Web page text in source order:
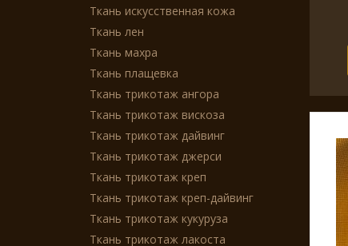
Ткань искусственная кожа
Ткань лен
Ткань махра
Ткань плащевка
Ткань трикотаж ангора
Ткань трикотаж вискоза
Ткань трикотаж дайвинг
Ткань трикотаж джерси
Ткань трикотаж креп
Ткань трикотаж креп-дайвинг
Ткань трикотаж кукуруза
Ткань трикотаж лакоста